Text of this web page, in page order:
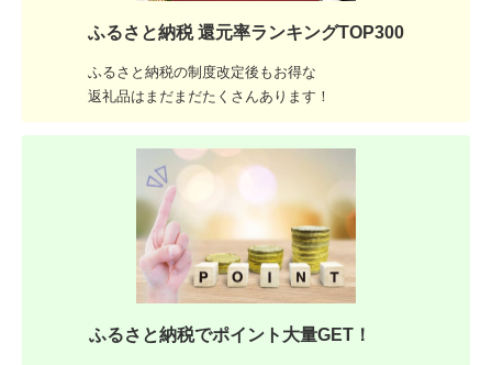
ふるさと納税 還元率ランキングTOP300
ふるさと納税の制度改定後もお得な
返礼品はまだまだたくさんあります！
ふるさと納税でポイント大量GET！